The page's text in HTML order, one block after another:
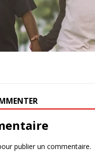
publier un commentaire.